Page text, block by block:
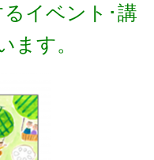
るイベント･講
ます。